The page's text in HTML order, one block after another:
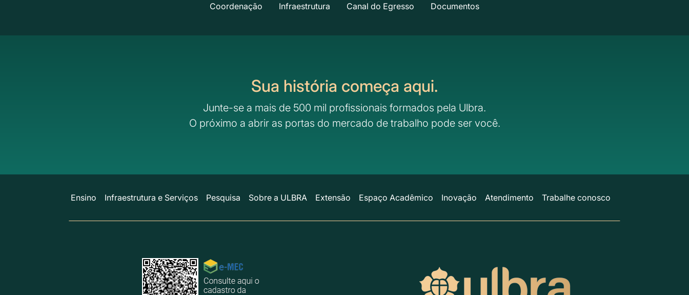
Coordenação Infraestrutura Canal do Egresso Documentos
Sua história começa aqui.
Junte-se a mais de 500 mil profissionais formados pela Ulbra.
O próximo a abrir as portas do mercado de trabalho pode ser você.
Ensino Infraestrutura e Serviços Pesquisa Sobre a ULBRA Extensão Espaço Acadêmico Inovação Atendimento Trabalhe conosco